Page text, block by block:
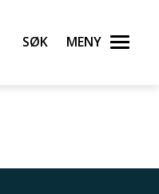
Søk Meny